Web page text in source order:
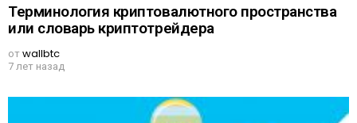
Терминология криптовалютного пространства
или словарь криптотрейдера
отwallbtc
7 лет назад